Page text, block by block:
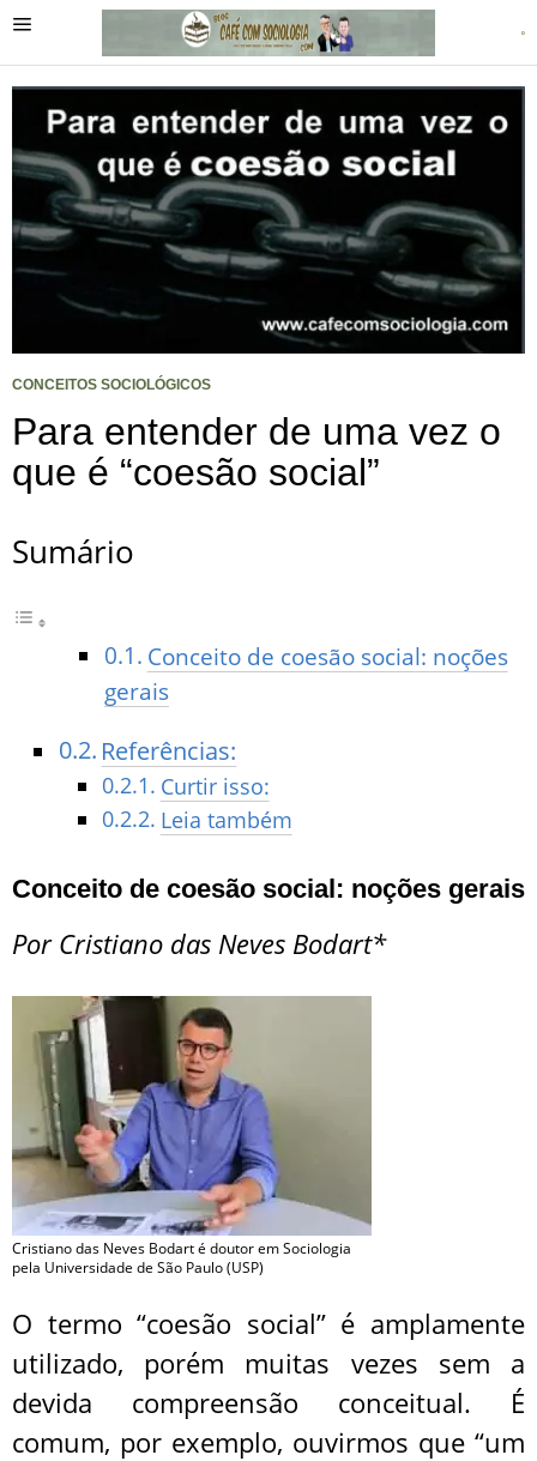
CONCEITOS SOCIOLÓGICOS
Para entender de uma vez o
que é “coesão social”
Sumário
Conceito de coesão social: noções
gerais
Referências:
Curtir isso:
Leia também
Conceito de coesão social: noções gerais
Por Cristiano das Neves Bodart*
Cristiano das Neves Bodart é doutor em Sociologia
pela Universidade de São Paulo (USP)
O termo “coesão social” é amplamente
utilizado, porém muitas vezes sem a
devida compreensão conceitual. É
comum, por exemplo, ouvirmos que “um